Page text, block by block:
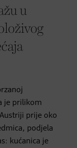
u
je prilikom
prije oko
podjela
kućanica je